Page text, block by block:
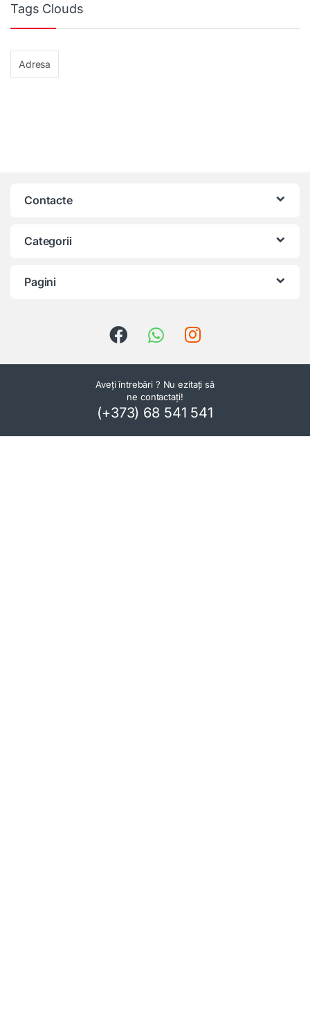
Tags Clouds
Adresa
Contacte
Categorii
Pagini
Aveți întrebări ? Nu ezitați să
ne contactați!
(+373) 68 541 541